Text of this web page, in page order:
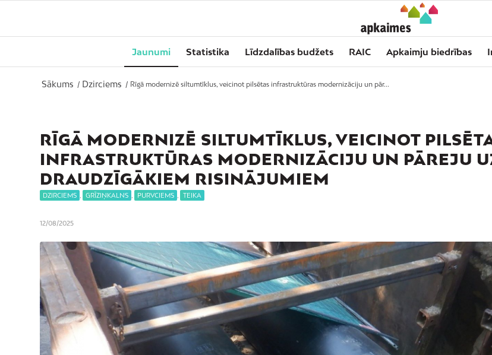
Jaunumi Statistika Līdzdalības budžets RAIC Apkaimju biedrības
Sākums / Dzirciems / Rīgā modernizē siltumtīklus, veicinot pilsētas infrastruktūras modernizāciju un pār...
RĪGĀ MODERNIZĒ SILTUMTĪKLUS, VEICINOT
INFRASTRUKTŪRAS MODERNIZĀCIJU UN PĀREJU
DRAUDZĪGĀKIEM RISINĀJUMIEM
DZIRCIEMS GRĪZIŅKALNS PURVCIEMS TEIKA
12/08/2025